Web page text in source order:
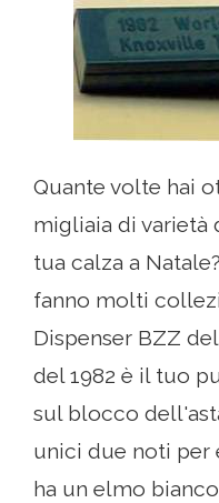
Quante volte hai
migliaia di varietà
tua calza a
fanno molti
Dispenser BZZ
del 1982 è il tuo
sul blocco
unici due noti per
ha un elmo